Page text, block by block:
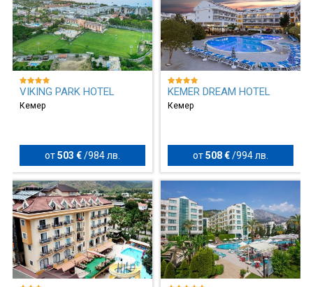
VIKING PARK HOTEL
Кемер
от503 € /984 лв.
KEMER DREAM HOTEL
Кемер
от508 €/994 лв.